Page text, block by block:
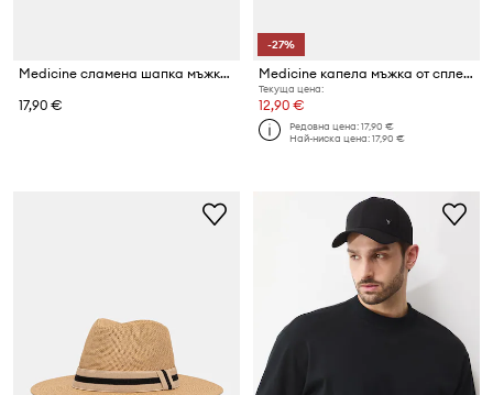
Medicine сламена шапка мъжка от сплетена материя
17,90 €
-27%
Medicine капела мъжка от сплетена материя
Текуща цена:
12,90 €
Редовна цена:17,90 €
Най-ниска цена:17,90 €